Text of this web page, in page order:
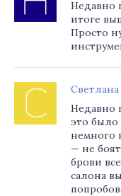
Недавно
итоге
Просто
Недавно
это было
немного
— не
брови
салона